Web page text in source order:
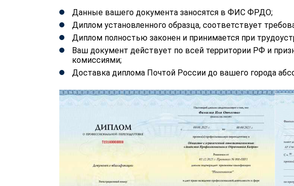
Данные вашего документа заносятся в ФИС ФРДО;
Диплом установленного образца, соответствует
Диплом полностью законен и принимается при
Ваш документ действует по всей территории РФ и
комиссиями;
Доставка диплома Почтой России до вашего города